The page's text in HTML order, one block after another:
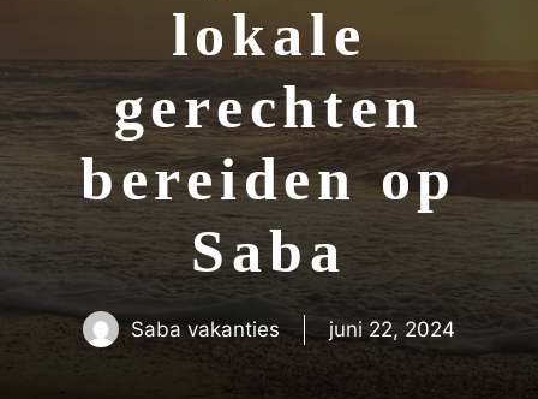
lokale
gerechten
bereiden op
Saba
Saba vakanties juni 22, 2024